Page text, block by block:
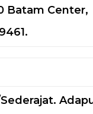
Batam Center,